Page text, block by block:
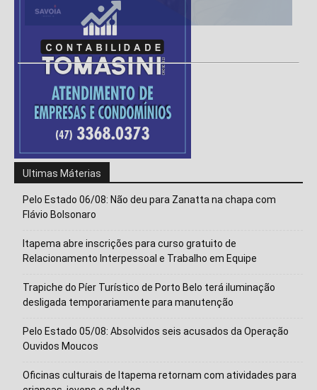
Ultimas Máterias
Pelo Estado 06/08: Não deu para Zanatta na chapa com
Flávio Bolsonaro
Itapema abre inscrições para curso gratuito de
Relacionamento Interpessoal e Trabalho em Equipe
Trapiche do Píer Turístico de Porto Belo terá iluminação
desligada temporariamente para manutenção
Pelo Estado 05/08: Absolvidos seis acusados da Operação
Ouvidos Moucos
Oficinas culturais de Itapema retornam com atividades para